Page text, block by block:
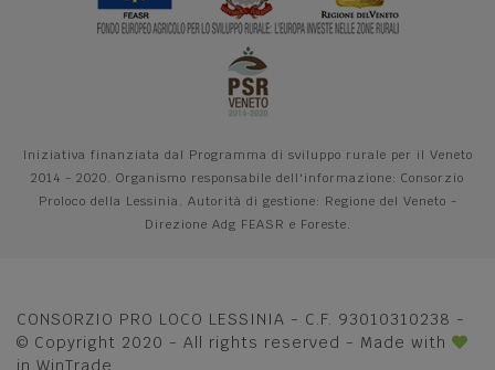
Iniziativa finanziata dal Programma di sviluppo rurale per il Veneto
2014 - 2020. Organismo responsabile dell'informazione: Consorzio
Proloco della Lessinia. Autorità di gestione: Regione del Veneto -
Direzione Adg FEASR e Foreste.
CONSORZIO PRO LOCO LESSINIA - C.F. 93010310238 -
© Copyright 2020 - All rights reserved - Made with
in WinTrade